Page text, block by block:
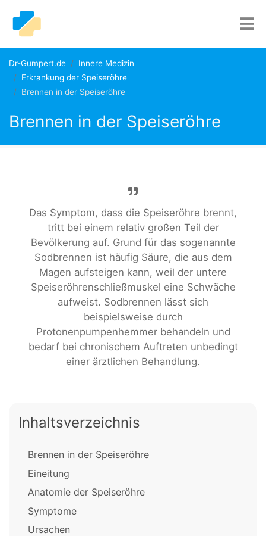
Dr-Gumpert.de
Innere Medizin
Erkrankung der Speiseröhre
Brennen in der Speiseröhre
Brennen in der Speiseröhre
Das Symptom, dass die Speiseröhre brennt,
tritt bei einem relativ großen Teil der
Bevölkerung auf. Grund für das sogenannte
Sodbrennen ist häufig Säure, die aus dem
Magen aufsteigen kann, weil der untere
Speiseröhrenschließmuskel eine Schwäche
aufweist. Sodbrennen lässt sich
beispielsweise durch
Protonenpumpenhemmer behandeln und
bedarf bei chronischem Auftreten unbedingt
einer ärztlichen Behandlung.
Inhaltsverzeichnis
Brennen in der Speiseröhre
Eineitung
Anatomie der Speiseröhre
Symptome
Ursachen